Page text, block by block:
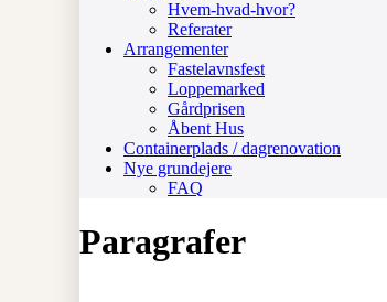
Hvem-hvad-hvor?
Referater
Arrangementer
Fastelavnsfest
Loppemarked
Gårdprisen
Åbent Hus
Containerplads / dagrenovation
Nye grundejere
FAQ
Paragrafer